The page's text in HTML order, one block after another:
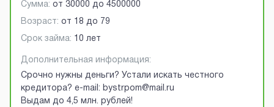
Сумма: от 30000 до 4500000
Возраст: от 18 до 79
Срок займа: 10 лет
Дополнительная информация:
Срочно нужны деньги? Устали искать честного
кредитора? e-mail: bystrpom@mail.ru
Выдам до 4,5 млн. рублей!